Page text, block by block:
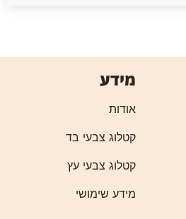
מידע
אודות
קטלוג צבעי בד
קטלוג צבעי עץ
מידע שימושי